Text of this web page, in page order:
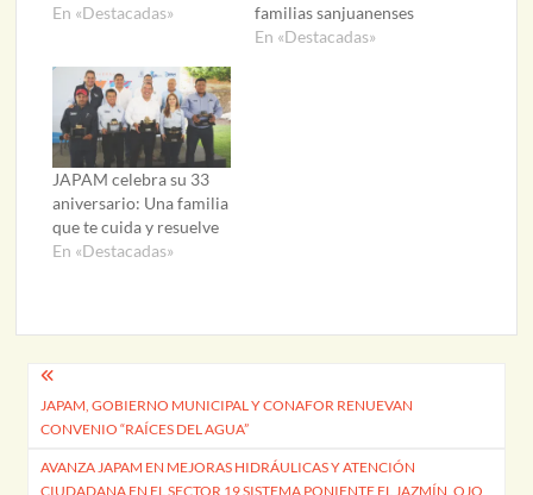
En «Destacadas»
familias sanjuanenses
En «Destacadas»
JAPAM celebra su 33
aniversario: Una familia
que te cuida y resuelve
En «Destacadas»
Navegación
de
entradas
JAPAM, GOBIERNO MUNICIPAL Y CONAFOR RENUEVAN
CONVENIO “RAÍCES DEL AGUA”
AVANZA JAPAM EN MEJORAS HIDRÁULICAS Y ATENCIÓN
CIUDADANA EN EL SECTOR 19 SISTEMA PONIENTE EL JAZMÍN, OJO